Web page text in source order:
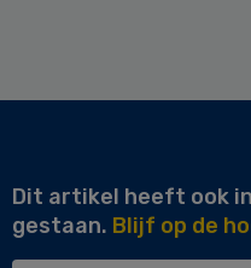
Dit artikel heeft ook
gestaan. Blijf op de